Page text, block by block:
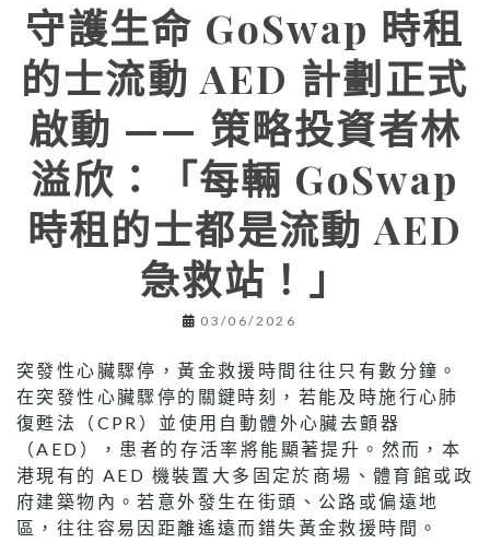
守護生命 GoSwap 時租
的士流動 AED 計劃正式
啟動 —— 策略投資者林
溢欣：「每輛 GoSwap
時租的士都是流動 AED
急救站！」
03/06/2026
突發性心臟驟停，黃金救援時間往往只有數分鐘。
在突發性心臟驟停的關鍵時刻，若能及時施行心肺
復甦法（CPR）並使用自動體外心臟去顫器
（AED），患者的存活率將能顯著提升。然而，本
港現有的 AED 機裝置大多固定於商場、體育館或政
府建築物內。若意外發生在街頭、公路或偏遠地
區，往往容易因距離遙遠而錯失黃金救援時間。